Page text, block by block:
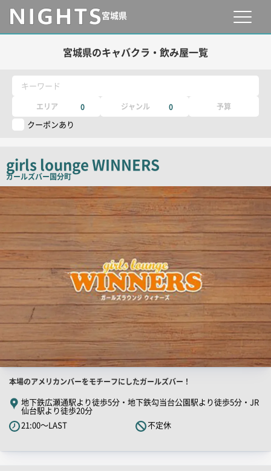
宮城県
宮城県のキャバクラ・飲み屋一覧
キーワード
エリア 0 ジャンル 0 予算
クーポンあり
girls lounge WINNERS
ガールズバー国分町
店
舗
画
店
舗
PR
キ
ッ
本場のアメリカンバーをモチーフにしたガールズバー！
地下鉄広瀬通駅より徒歩5分・地下鉄勾当台公園駅より徒歩5分・JR
仙台駅より徒歩20分
21:00～LAST
不定休